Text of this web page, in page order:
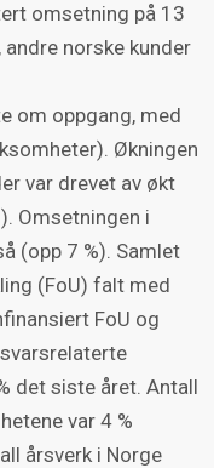
omsetning på 13
norske kunder
om oppgang, med
Økningen
var drevet av økt
Omsetningen i
(opp 7 %). Samlet
(FoU) falt med
FoU og
det siste året. Antall
var 4 %
årsverk i Norge